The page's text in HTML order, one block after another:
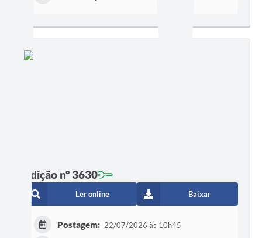
Edição nº 3630
Ler online Baixar
Postagem: 22/07/2026 às 10h45